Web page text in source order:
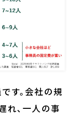
です。会社の規
れ、一人の事